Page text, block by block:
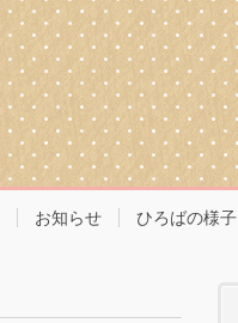
お知らせ ひろばの様子